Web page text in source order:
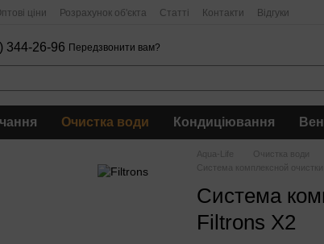
ціни Розрахунок об'єкта Статті Контакти Відгуки
344-26-96 Передзвонити вам?
Очистка води Кондиціювання
Aqua-Life Очистка води
Система комплексной
Система
Filtrons X2